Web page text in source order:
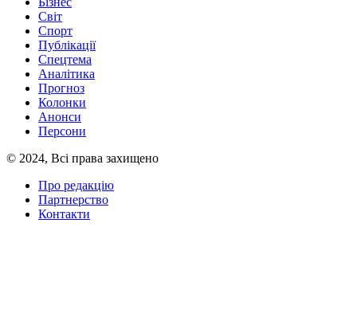
Світ
Спорт
Публікації
Спецтема
Аналітика
Прогноз
Колонки
Анонси
Персони
© 2024, Всі права захищено
Про редакцію
Партнерство
Контакти